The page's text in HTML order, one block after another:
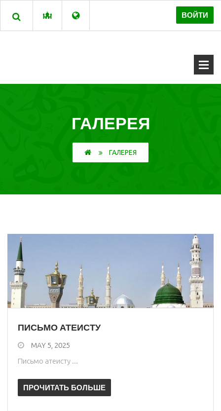
ВОЙТИ
ГАЛЕРЕЯ
ГАЛЕРЕЯ
ПИСЬМО АТЕИСТУ
MAY 5, 2025
Письмо атеисту ...
ПРОЧИТАТЬ БОЛЬШЕ